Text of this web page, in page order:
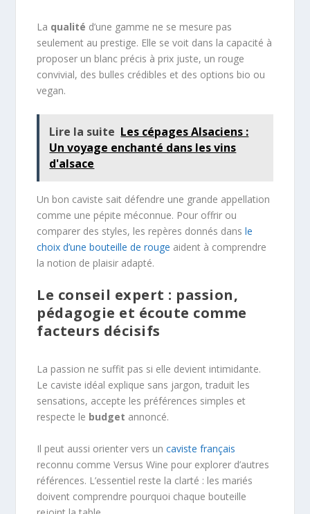
La qualité d’une gamme ne se mesure pas
seulement au prestige. Elle se voit dans la capacité à
proposer un blanc précis à prix juste, un rouge
convivial, des bulles crédibles et des options bio ou
vegan.
Lire la suite Les cépages Alsaciens :
Un voyage enchanté dans les vins
d'alsace
Un bon caviste sait défendre une grande appellation
comme une pépite méconnue. Pour offrir ou
comparer des styles, les repères donnés dansle
choix d’une bouteille de rouge aident à comprendre
la notion de plaisir adapté.
Le conseil expert : passion,
pédagogie et écoute comme
facteurs décisifs
La passion ne suffit pas si elle devient intimidante.
Le caviste idéal explique sans jargon, traduit les
sensations, accepte les préférences simples et
respecte le budget annoncé.
Il peut aussi orienter vers uncaviste français
reconnu comme Versus Wine pour explorer d’autres
références. L’essentiel reste la clarté : les mariés
doivent comprendre pourquoi chaque bouteille